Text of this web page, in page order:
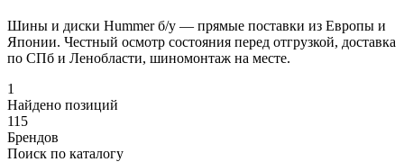
Шины и диски Hummer б/у — прямые поставки из Европы и
Японии. Честный осмотр состояния перед отгрузкой, доставка
по СПб и Ленобласти, шиномонтаж на месте.
1
Найдено позиций
115
Брендов
Поиск по каталогу